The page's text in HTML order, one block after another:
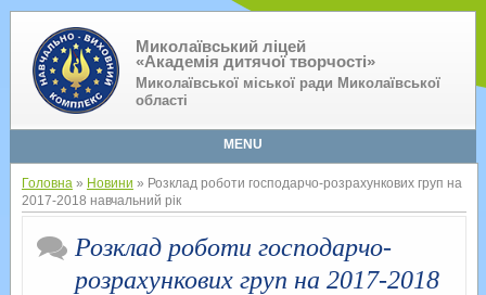
Миколаївський ліцей
«Академія дитячої творчості»
Миколаївської міської ради Миколаївської
області
MENU
Головна» Новини » Розклад роботи господарчо-розрахункових груп на
2017-2018 навчальний рік
Розклад роботи господарчо-
розрахункових груп на 2017-2018